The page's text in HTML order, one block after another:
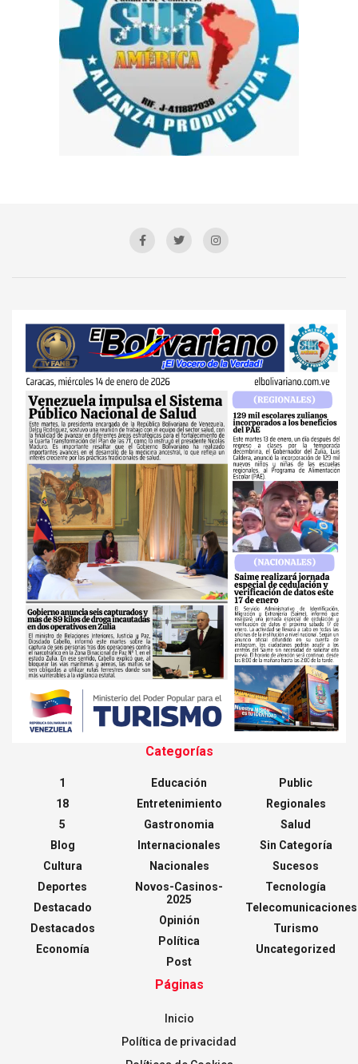
Categorías
1
18
5
Blog
Cultura
Deportes
Destacado
Destacados
Economía
Educación
Entretenimiento
Gastronomia
Internacionales
Nacionales
Novos-Casinos-
2025
Opinión
Política
Post
Public
Regionales
Salud
Sin Categoría
Sucesos
Tecnología
Telecomunicaciones
Turismo
Uncategorized
Páginas
Inicio
Política de privacidad